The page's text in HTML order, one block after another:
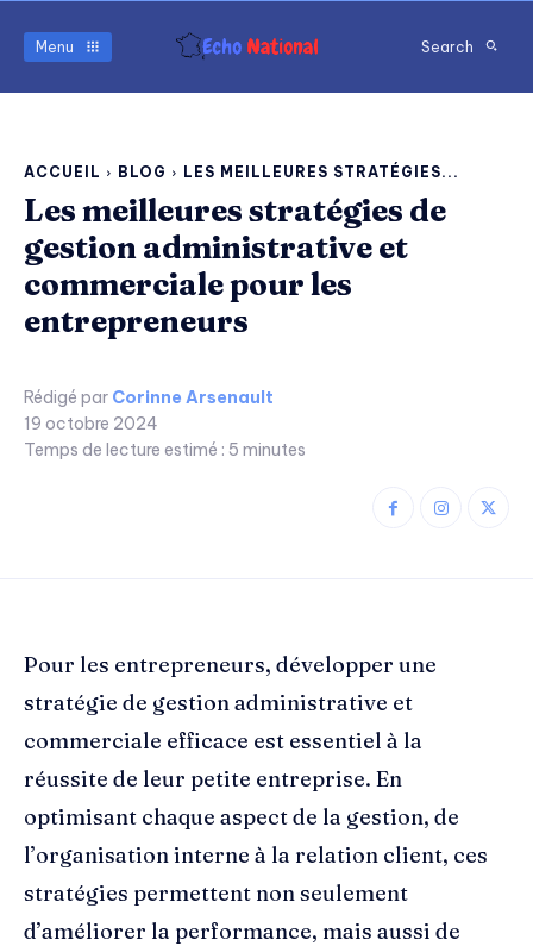
Menu Search
ACCUEIL BLOG LES MEILLEURES STRATÉGIES...
Les meilleures stratégies de
gestion administrative et
commerciale pour les
entrepreneurs
Rédigé par Corinne Arsenault
19 octobre 2024
Temps de lecture estimé : 5 minutes
Pour les entrepreneurs, développer une
stratégie de gestion administrative et
commerciale efficace est essentiel à la
réussite de leur petite entreprise. En
optimisant chaque aspect de la gestion, de
l’organisation interne à la relation client, ces
stratégies permettent non seulement
d’améliorer la performance, mais aussi de